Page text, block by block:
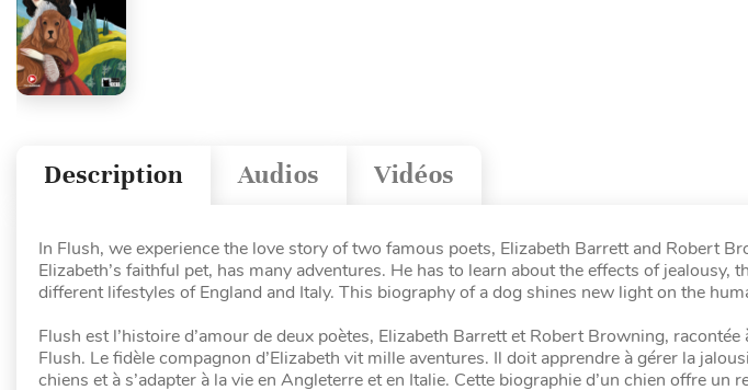
Vidéos
Audios
Description
In Flush, we experience the love story of two famous poets, Elizabeth Barrett and Robert
Elizabeth’s faithful pet, has many adventures. He has to learn about the effects of jealousy,
different lifestyles of England and Italy. This biography of a dog shines new light on the
Flush est l’histoire d’amour de deux poètes, Elizabeth Barrett et Robert Browning,
Flush. Le fidèle compagnon d’Elizabeth vit mille aventures. Il doit apprendre à gérer la
chiens et à s’adapter à la vie en Angleterre et en Italie. Cette biographie d’un chien offre un